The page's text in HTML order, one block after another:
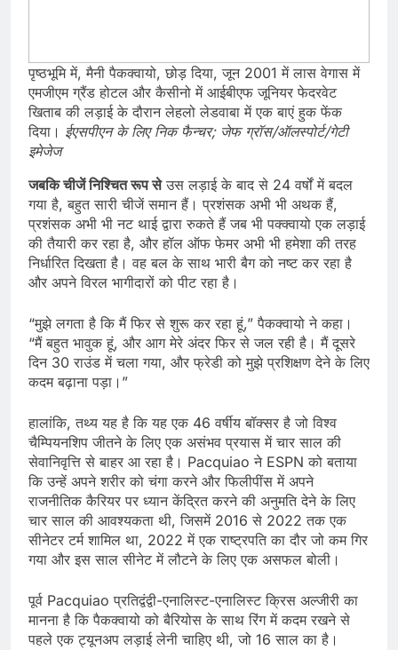
पृष्ठभूमि में, मैनी पैकक्वायो, छोड़ दिया, जून 2001 में लास वेगास में
एमजीएम ग्रैंड होटल और कैसीनो में आईबीएफ जूनियर फेदरवेट
खिताब की लड़ाई के दौरान लेहलो लेडवाबा में एक बाएं हुक फेंक
दिया। ईएसपीएन के लिए निक फैन्चर; जेफ ग्रॉस/ऑलस्पोर्ट/गेटी
इमेजेज
जबकि चीजें निश्चित रूप सेउस लड़ाई के बाद से 24 वर्षों में बदल
गया है, बहुत सारी चीजें समान हैं। प्रशंसक अभी भी अथक हैं,
प्रशंसक अभी भी नट थाई द्वारा रुकते हैं जब भी पक्क्वायो एक लड़ाई
की तैयारी कर रहा है, और हॉल ऑफ फेमर अभी भी हमेशा की तरह
निर्धारित दिखता है। वह बल के साथ भारी बैग को नष्ट कर रहा है
और अपने विरल भागीदारों को पीट रहा है।
“मुझे लगता है कि मैं फिर से शुरू कर रहा हूं,” पैकक्वायो ने कहा।
“मैं बहुत भावुक हूं, और आग मेरे अंदर फिर से जल रही है। मैं दूसरे
दिन 30 राउंड में चला गया, और फ्रेडी को मुझे प्रशिक्षण देने के लिए
कदम बढ़ाना पड़ा।”
हालांकि, तथ्य यह है कि यह एक 46 वर्षीय बॉक्सर है जो विश्व
चैम्पियनशिप जीतने के लिए एक असंभव प्रयास में चार साल की
सेवानिवृत्ति से बाहर आ रहा है। Pacquiao ने ESPN को बताया
कि उन्हें अपने शरीर को चंगा करने और फिलीपींस में अपने
राजनीतिक कैरियर पर ध्यान केंद्रित करने की अनुमति देने के लिए
चार साल की आवश्यकता थी, जिसमें 2016 से 2022 तक एक
सीनेटर टर्म शामिल था, 2022 में एक राष्ट्रपति का दौर जो कम गिर
गया और इस साल सीनेट में लौटने के लिए एक असफल बोली।
पूर्व Pacquiao प्रतिद्वंद्वी-एनालिस्ट-एनालिस्ट क्रिस अल्जीरी का
मानना है कि पैकक्वायो को बैरियोस के साथ रिंग में कदम रखने से
पहले एक ट्यूनअप लड़ाई लेनी चाहिए थी, जो 16 साल का है।